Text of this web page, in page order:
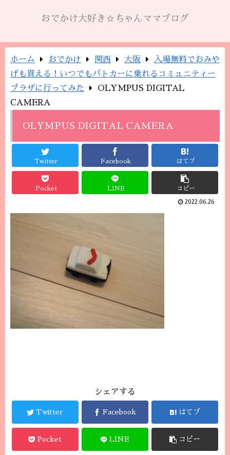
おでかけ大好き☆ちゃんママブログ
ホーム おでかけ 関西 大阪
入場無料でおみや
げも貰える！いつでもパトカーに乗れるコミュニティー
プラザに行ってみた
OLYMPUS DIGITAL
CAMERA
OLYMPUS DIGITAL CAMERA
Twitter Facebook はてブ
Pocket LINE コピー
2022.06.26
シェアする
Twitter Facebook はてブ
Pocket LINE コピー